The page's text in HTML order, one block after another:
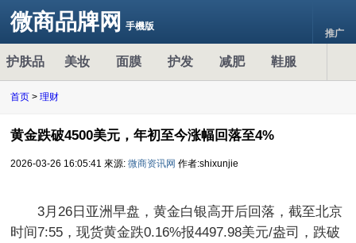
微商品牌网 手機版
推广
护肤品 美妆 面膜 护发 减肥 鞋服
首页 > 理财
黄金跌破4500美元，年初至今涨幅回落至4%
2026-03-26 16:05:41 來源: 微商资讯网 作者:shixunjie
3月26日亚洲早盘，黄金白银高开后回落，截至北京
时间7:55，现货黄金跌0.16%报4497.98美元/盎司，跌破